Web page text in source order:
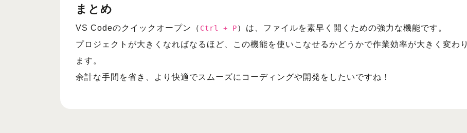
まとめ
VS Codeのクイックオープン（ Ctrl + P）は、ファイルを素早く開くための強力な機能です。
プロジェクトが大きくなればなるほど、この機能を使いこなせるかどうかで作業効率が大きく変わり
ます。
余計な手間を省き、より快適でスムーズにコーディングや開発をしたいですね！